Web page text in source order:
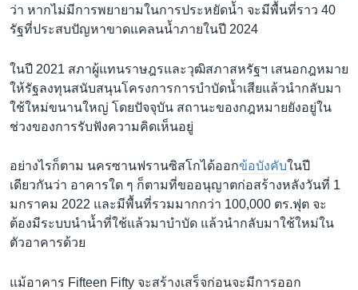
ว่า หากไม่มีการพยายามในการประหยัดน้ำ จะมีพื้นที่ราว 40
รัฐที่ประสบปัญหาขาดแคลนน้ำภายในปี 2024
ในปี 2021 สภาผู้แทนราษฎรและวุฒิสภาสหรัฐฯ เสนอกฎหมาย
ให้รัฐลงทุนสนับสนุนโครงการการบำบัดน้ำเสียแล้วนำกลับมา
ใช้ใหม่ขนานใหญ่ โดยปัจจุบัน สถานะของกฎหมายยังอยู่ใน
ช่วงของการรับฟังความคิดเห็นอยู่
อย่างไรก็ตาม นครซานฟรานซิสโกได้ออกข้อบังคับในปี
เดียวกันว่า อาคารใด ๆ ก็ตามที่ขออนุญาตก่อสร้างหลังวันที่ 1
มกราคม 2022 และมีพื้นที่รวมมากกว่า 100,000 ตร.ฟุต จะ
ต้องมีระบบนำน้ำที่ใช้แล้วมาบำบัด แล้วนำกลับมาใช้ใหม่ใน
ตัวอาคารด้วย
แม้อาคาร Fifteen Fifty จะสร้างเสร็จก่อนจะมีการออก